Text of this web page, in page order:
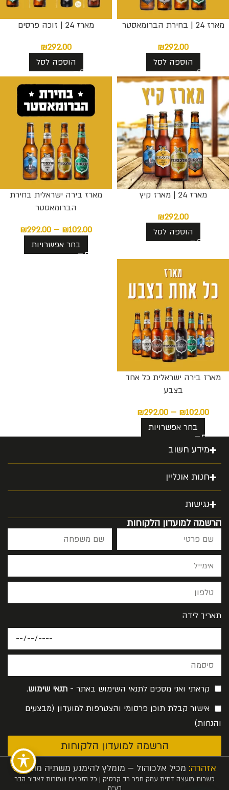
מארז 24 | בחירת הברומאסטר
₪292.00
הוספה לסל
מארז 24 | זוכה פרסים
₪292.00
הוספה לסל
מארז 24 | מארז קיץ
₪292.00
הוספה לסל
מארז בירה ישראלית בחירת
הברומאסטר
₪102.00
–
₪292.00
בחר אפשרויות
מארז בירה ישראלית כל אחד
בצבע
₪102.00
–
₪292.00
בחר אפשרויות
מידע חשוב
חנות אונליין
נגישות
הרשמה למועדון הלקוחות
תאריך לידה
קראתי ואני מסכים לתנאי השימוש באתר - תנאי שימוש.
אישור קבלת תוכן פרסומי והצטרפות למועדון (מבצעים
והנחות)
הרשמה למועדון הלקוחות
אזהרה: מכיל אלכוהול – מומלץ להימנע משתיה מופרזת
כשרות מועצה דתית עמק חפר רב קרסיק | כל הזכויות שמורות לאביר הבר